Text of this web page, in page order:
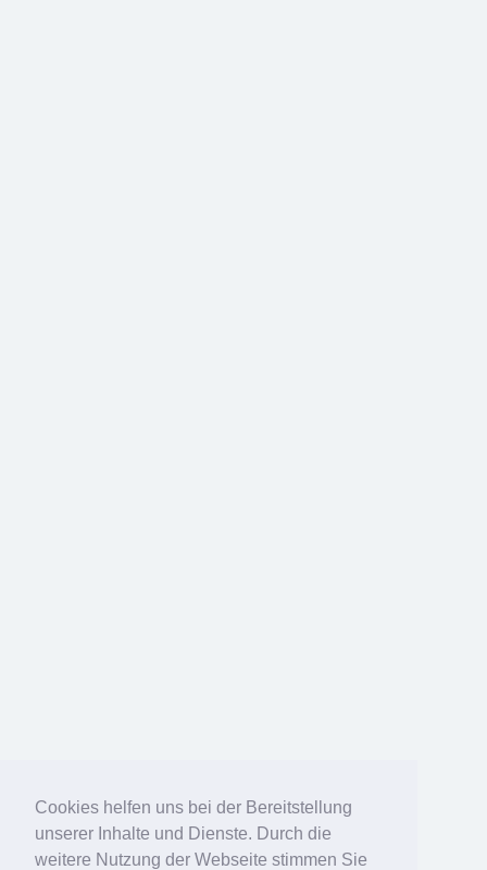
Cookies helfen uns bei der Bereitstellung
unserer Inhalte und Dienste. Durch die
weitere Nutzung der Webseite stimmen Sie